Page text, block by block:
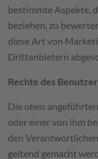
bestimmte Aspekte,
beziehen, zu
diese Art von
Drittanbietern
Rechte des
Die oben
oder einer von ihm
den
geltend gemacht